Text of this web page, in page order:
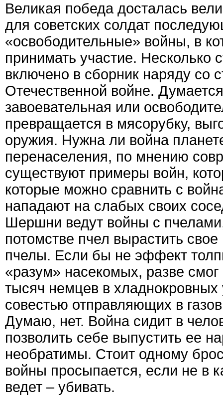
Великая победа досталась
для советских солдат
«освободительные» войны, в
принимать участие. Несколько
включено в сборник наряду со
Отечественной войне.
завоевательная или
превращается в мясорубку,
оружия. Нужна ли война
перенаселения, по мнению
существуют примеры войн,
которые можно сравнить с
нападают на слабых своих
Шершни ведут войны с
потомстве пчел вырастить
пчелы. Если бы не эффект
«разум» насекомых, разве
тысяч немцев в
совестью отправляющих в
Думаю, нет. Война сидит в
позволить себе выпустить ее
необратимы. Стоит одному
войны просыпается, если не в
ведет – убивать.